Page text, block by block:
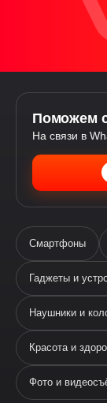
Поможем
На связи в
Смартфоны
Гаджеты и
Наушники и
Красота и
Фото и